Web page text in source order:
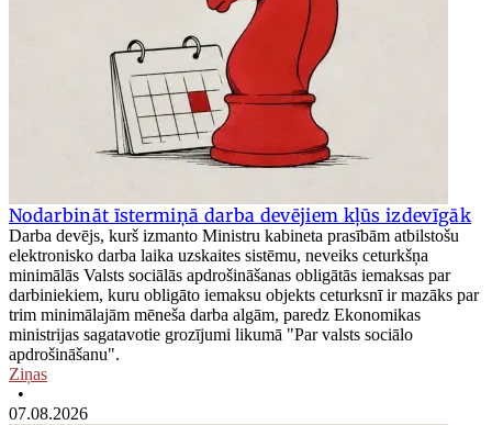
Nodarbināt īstermiņā darba devējiem kļūs izdevīgāk
Darba devējs, kurš izmanto Ministru kabineta prasībām atbilstošu
elektronisko darba laika uzskaites sistēmu, neveiks ceturkšņa
minimālās Valsts sociālās apdrošināšanas obligātās iemaksas par
darbiniekiem, kuru obligāto iemaksu objekts ceturksnī ir mazāks par
trim minimālajām mēneša darba algām, paredz Ekonomikas
ministrijas sagatavotie grozījumi likumā "Par valsts sociālo
apdrošināšanu".
Ziņas
•
07.08.2026